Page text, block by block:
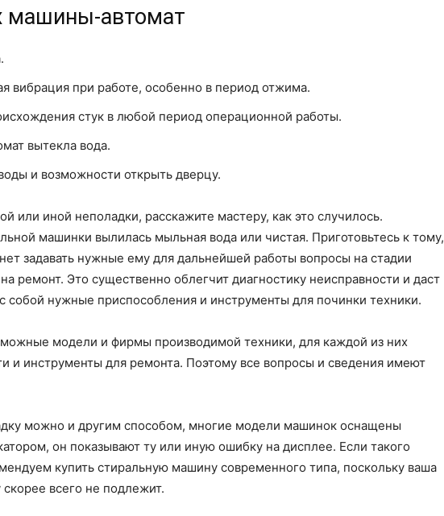
машины-автомат
вибрация при работе, особенно в период отжима.
стук в любой период операционной работы.
вытекла вода.
и возможности открыть дверцу.
или иной неполадки, расскажите мастеру, как это случилось.
машинки вылилась мыльная вода или чистая. Приготовьтесь к тому,
задавать нужные ему для дальнейшей работы вопросы на стадии
ремонт. Это существенно облегчит диагностику неисправности и даст
собой нужные приспособления и инструменты для починки техники.
модели и фирмы производимой техники, для каждой из них
и инструменты для ремонта. Поэтому все вопросы и сведения имеют
можно и другим способом, многие модели машинок оснащены
он показывают ту или иную ошибку на дисплее. Если такого
купить стиральную машину современного типа, поскольку ваша
всего не подлежит.